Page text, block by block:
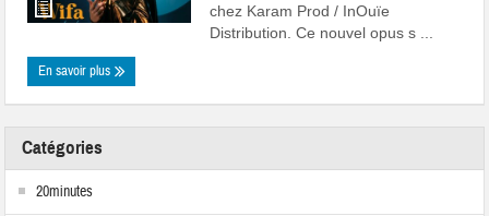
chez Karam Prod / InOuïe
Distribution. Ce nouvel opus s ...
En savoir plus
Catégories
20minutes